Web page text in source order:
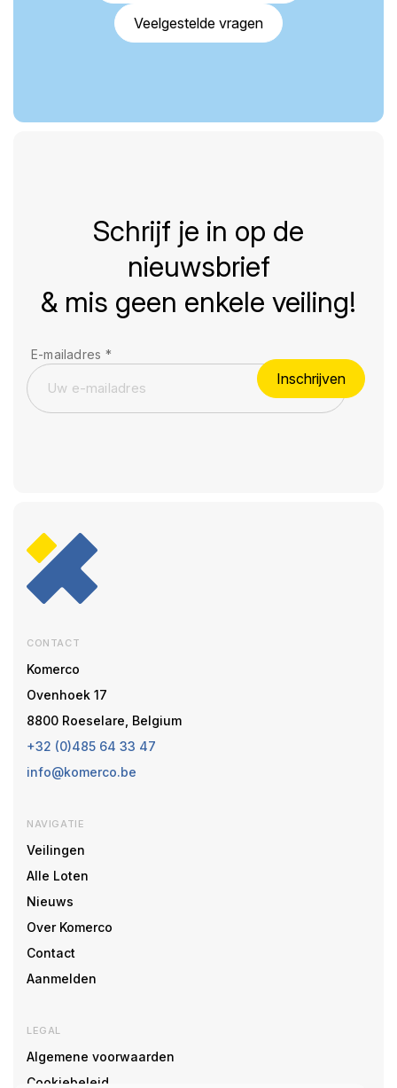
Veelgestelde vragen
Schrijf je in op de
nieuwsbrief
& mis geen enkele veiling!
E-mailadres *
Inschrijven
CONTACT
Komerco
Ovenhoek 17
8800 Roeselare, Belgium
+32 (0)485 64 33 47
info@komerco.be
NAVIGATIE
Veilingen
Alle Loten
Nieuws
Over Komerco
Contact
Aanmelden
LEGAL
Algemene voorwaarden
Cookiebeleid